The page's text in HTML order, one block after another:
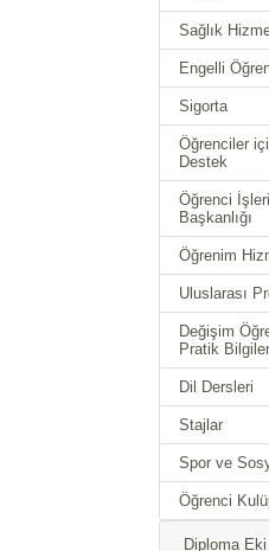
Sağlık
Engelli
Sigorta
Öğrenciler
Destek
Öğrenci
Başkanlığı
Öğrenim
Uluslarası
Değişim
Pratik Bilgiler
Dil Dersleri
Stajlar
Spor ve
Öğrenci
Diploma Eki